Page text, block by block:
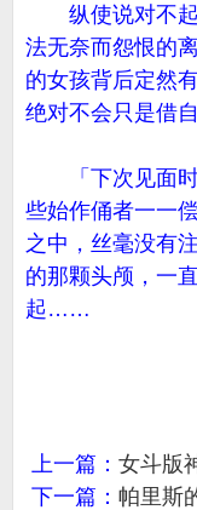
纵使说对不起
法无奈而怨恨的
的女孩背后定然
绝对不会只是借
「下次见面时
些始作俑者一一
之中，丝毫没有
的那颗头颅，一
起……
上一篇： 女斗版
下一篇： 帕里斯